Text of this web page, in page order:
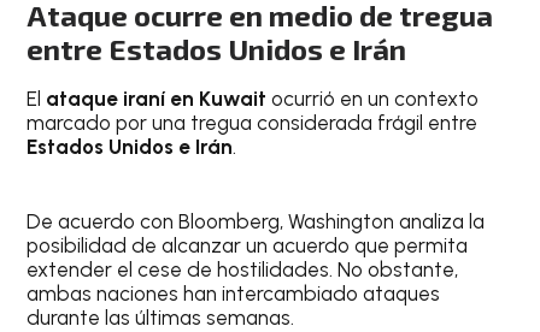
Ataque ocurre en medio de tregua
entre Estados Unidos e Irán
El ataque iraní en Kuwait ocurrió en un contexto
marcado por una tregua considerada frágil entre
Estados Unidos e Irán.
De acuerdo con Bloomberg, Washington analiza la
posibilidad de alcanzar un acuerdo que permita
extender el cese de hostilidades. No obstante,
ambas naciones han intercambiado ataques
durante las últimas semanas.